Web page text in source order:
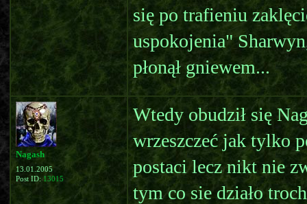
się po trafieniu
uspokojenia"
płonął gniewem...
Nagash
13.01.2005
Post ID: 13015
Wtedy obudził się
wrzeszczeć jak tylko
postaci lecz nikt nie
tym co sie działo